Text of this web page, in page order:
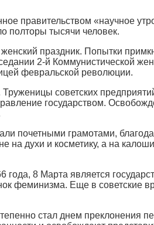
правительством «научное
полторы тысячи человек.
праздник. Попытки
2-й Коммунистической
февральской революции.
советских
государством.
почетными грамотами,
на духи и косметику, а на
8 Марта является
феминизма. Еще в советские
стал днем преклонения